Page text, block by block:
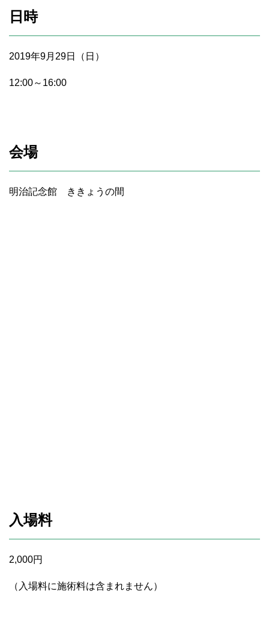
日時
2019年9月29日（日）
12:00～16:00
会場
明治記念館 ききょうの間
入場料
2,000円
（入場料に施術料は含まれません）